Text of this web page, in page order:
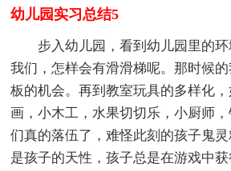
幼儿园实习总结5
步入幼儿园，看到幼儿园里的环
我们，怎样会有滑滑梯呢。那时候
板的机会。再到教室玩具的多样化
画，小木工，水果切切乐，小厨师
们真的落伍了，难怪此刻的孩子鬼
是孩子的天性，孩子总是在游戏中